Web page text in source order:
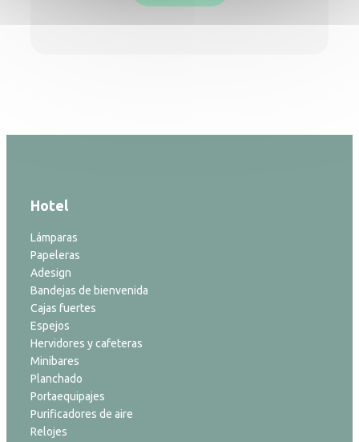
Hotel
Lámparas
Papeleras
Adesign
Bandejas de bienvenida
Cajas fuertes
Espejos
Hervidores y cafeteras
Minibares
Planchado
Portaequipajes
Purificadores de aire
Relojes